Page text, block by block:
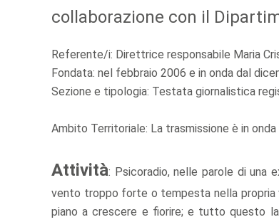
collaborazione con il
Referente/i: Direttrice responsabile Maria
Fondata: nel febbraio 2006 e in onda dal
Sezione e tipologia: Testata giornalistica
Ambito Territoriale: La trasmissione è in
Attività: Psicoradio, nelle parole di una
vento troppo forte o tempesta nella propria
piano a crescere e fiorire; e tutto questo